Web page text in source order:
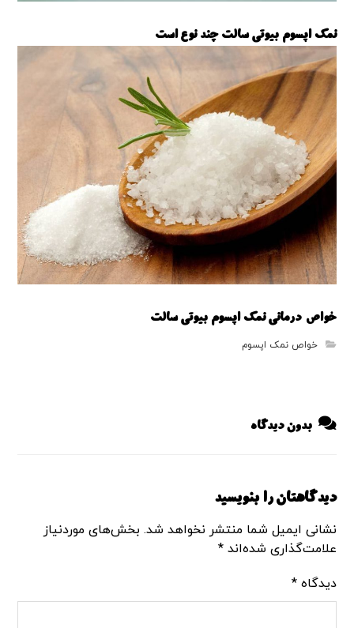
نمک اپسوم بیوتی سالت چند نوع است
نمک اپسوم بیوتی سالت
خواص درمانی نمک اپسوم بیوتی سالت
خواص نمک اپسوم
بدون دیدگاه
دیدگاهتان را بنویسید
نشانی ایمیل شما منتشر نخواهد شد. بخش‌های موردنیاز
علامت‌گذاری شده‌اند*
دیدگاه*